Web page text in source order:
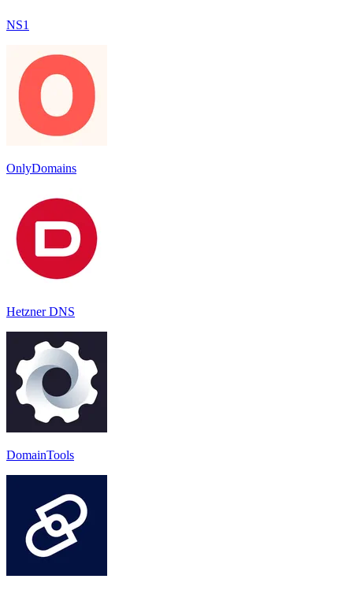
NS1
OnlyDomains
Hetzner DNS
DomainTools